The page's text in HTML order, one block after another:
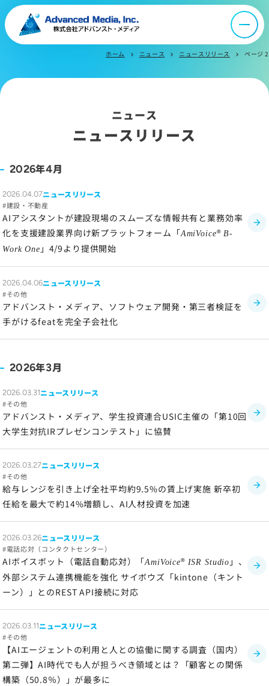
オウンドメディア
ニュース
よくあるご質問
お問い合わせ
サイトマップ
サイトのご利用について
ソーシャルメディアポリシー
プライバシーポリシー
情報セキュリティポリシー
労働者派遣事業に関わる情報
メールマガジン
ホーム chevron_right ニュース chevron_right ニュースリリース chevron_right ページ 2
ニュース
ニュースリリース
2026年4月
2026.04.07ニュースリリース
建設・不動産
AIアシスタントが建設現場のスムーズな情報共有と業務効率
化を支援建設業界向け新プラットフォーム「AmiVoice®B-
Work One 」4/9より提供開始
2026.04.06ニュースリリース
その他
アドバンスト・メディア、ソフトウェア開発・第三者検証を
手がけるfeatを完全子会社化
2026年3月
2026.03.31ニュースリリース
その他
アドバンスト・メディア、学生投資連合USIC主催の「第10回
大学生対抗IRプレゼンコンテスト」に協賛
2026.03.27ニュースリリース
その他
給与レンジを引き上げ全社平均約9.5%の賃上げ実施 新卒初
任給を最大で約14%増額し、AI人材投資を加速
2026.03.26ニュースリリース
電話応対（コンタクトセンター）
AIボイスボット（電話自動応対）「AmiVoice® ISR Studio 」、
外部システム連携機能を強化 サイボウズ「kintone（キント
ーン）」とのREST API接続に対応
2026.03.11ニュースリリース
その他
【AIエージェントの利用と人との協働に関する調査（国内）
第二弾】AI時代でも人が担うべき領域とは？「顧客との関係
構築（50.8％）」が最多に